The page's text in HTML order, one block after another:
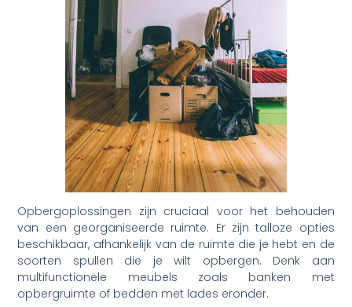
Opbergoplossingen zijn cruciaal voor het behouden
van een georganiseerde ruimte. Er zijn talloze opties
beschikbaar, afhankelijk van de ruimte die je hebt en de
soorten spullen die je wilt opbergen. Denk aan
multifunctionele meubels zoals banken met
opbergruimte of bedden met lades eronder.